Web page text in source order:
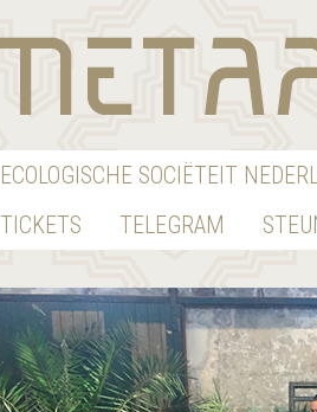
ECOLOGISCHE SOCIËTEIT
TICKETS
TELEGRAM